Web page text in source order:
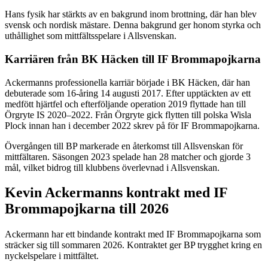
Hans fysik har stärkts av en bakgrund inom brottning, där han blev
svensk och nordisk mästare. Denna bakgrund ger honom styrka och
uthållighet som mittfältsspelare i Allsvenskan.
Karriären från BK Häcken till IF Brommapojkarna
Ackermanns professionella karriär började i BK Häcken, där han
debuterade som 16-åring 14 augusti 2017. Efter upptäckten av ett
medfött hjärtfel och efterföljande operation 2019 flyttade han till
Örgryte IS 2020–2022. Från Örgryte gick flytten till polska Wisla
Plock innan han i december 2022 skrev på för IF Brommapojkarna.
Övergången till BP markerade en återkomst till Allsvenskan för
mittfältaren. Säsongen 2023 spelade han 28 matcher och gjorde 3
mål, vilket bidrog till klubbens överlevnad i Allsvenskan.
Kevin Ackermanns kontrakt med IF
Brommapojkarna till 2026
Ackermann har ett bindande kontrakt med IF Brommapojkarna som
sträcker sig till sommaren 2026. Kontraktet ger BP trygghet kring en
nyckelspelare i mittfältet.